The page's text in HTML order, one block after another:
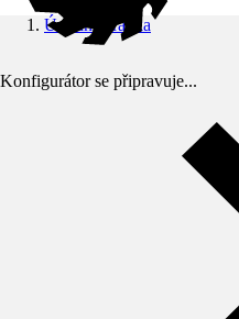
Konfigurátor se připravuje...
Úvodní stránka